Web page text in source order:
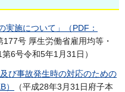
実施について」（PDF：
号 厚生労働省雇用均等・
6号令和5年1月31日）
び事故発生時の対応のための
（平成28年3月31日府子本